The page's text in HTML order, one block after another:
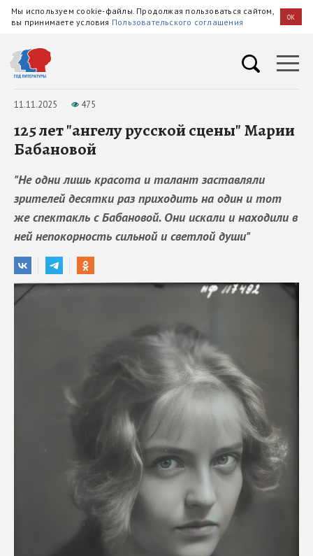
Мы используем cookie-файлы. Продолжая пользоваться сайтом,
вы принимаете условия Пользовательского соглашения OK
11.11.2025 475
125 лет "ангелу русской сцены" Марии
Бабановой
"Не одни лишь красота и талант заставляли
зрителей десятки раз приходить на один и тот
же спектакль с Бабановой. Они искали и находили в
ней непокорность сильной и светлой души"